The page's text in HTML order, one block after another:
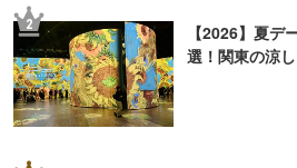
2
【2026】夏デ
選！関東の涼